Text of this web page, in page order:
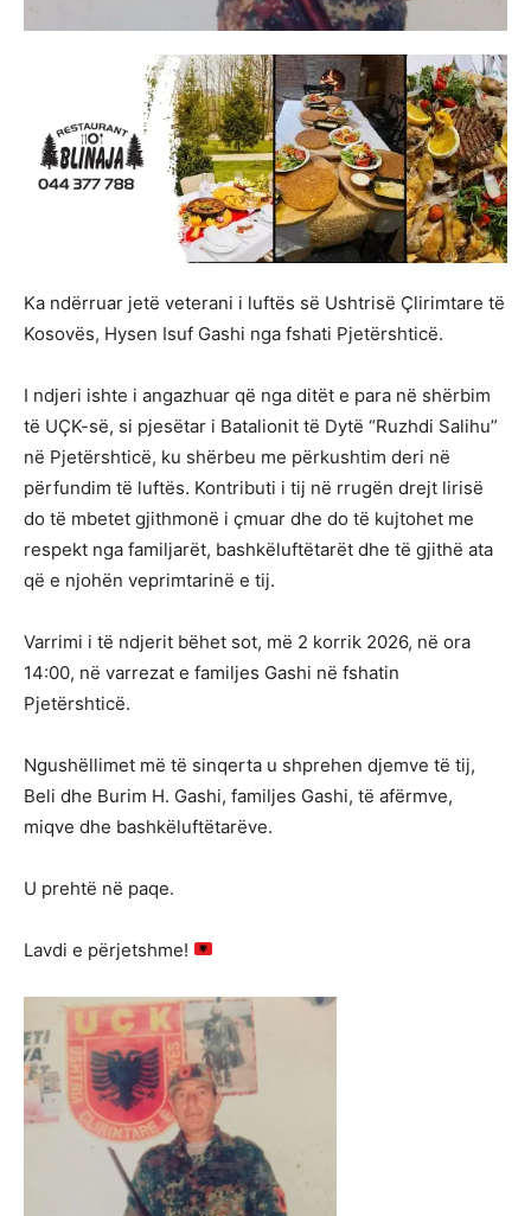
Ka ndërruar jetë veterani i luftës së Ushtrisë Çlirimtare të
Kosovës, Hysen Isuf Gashi nga fshati Pjetërshticë.
I ndjeri ishte i angazhuar që nga ditët e para në shërbim
të UÇK-së, si pjesëtar i Batalionit të Dytë “Ruzhdi Salihu”
në Pjetërshticë, ku shërbeu me përkushtim deri në
përfundim të luftës. Kontributi i tij në rrugën drejt lirisë
do të mbetet gjithmonë i çmuar dhe do të kujtohet me
respekt nga familjarët, bashkëluftëtarët dhe të gjithë ata
që e njohën veprimtarinë e tij.
Varrimi i të ndjerit bëhet sot, më 2 korrik 2026, në ora
14:00, në varrezat e familjes Gashi në fshatin
Pjetërshticë.
Ngushëllimet më të sinqerta u shprehen djemve të tij,
Beli dhe Burim H. Gashi, familjes Gashi, të afërmve,
miqve dhe bashkëluftëtarëve.
U prehtë në paqe.
Lavdi e përjetshme!